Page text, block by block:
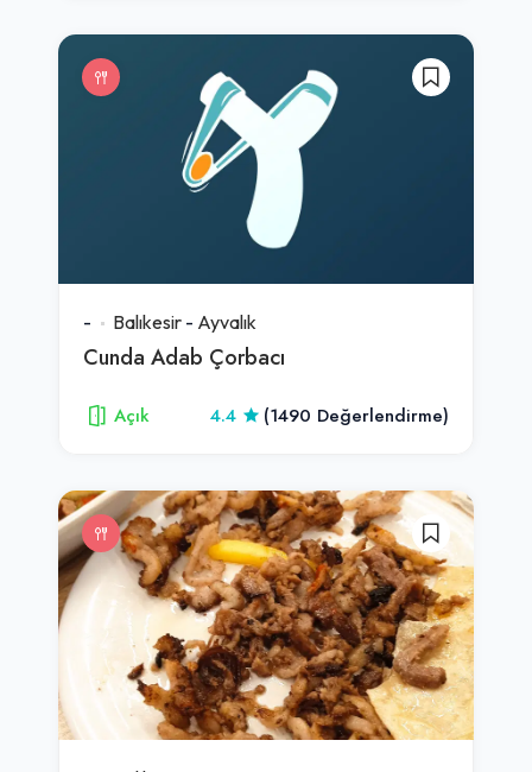
- Balıkesir - Ayvalık
Cunda Adab Çorbacı
Açık 4.4 (1490 Değerlendirme)